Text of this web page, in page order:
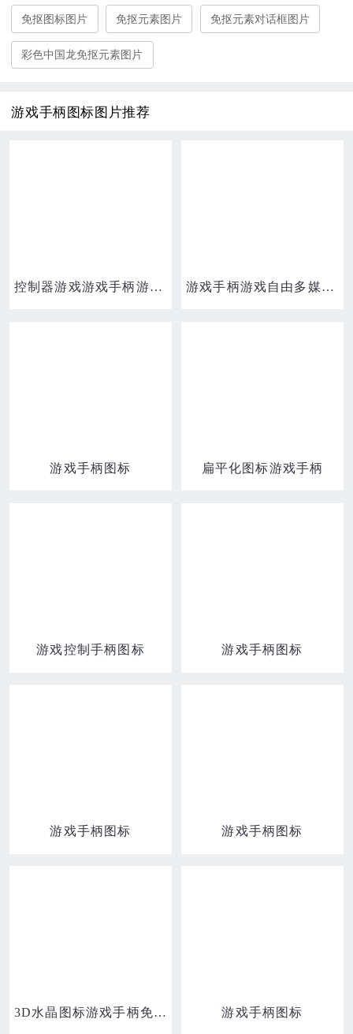
免抠图标图片 免抠元素图片 免抠元素对话框图片
彩色中国龙免抠元素图片
游戏手柄图标图片推荐
控制器游戏游戏手柄游戏玩免费杂项图标集2 游戏手柄游戏自由多媒体图标
游戏手柄图标 扁平化图标游戏手柄
游戏控制手柄图标 游戏手柄图标
游戏手柄图标 游戏手柄图标
3D水晶图标游戏手柄免抠元素 游戏手柄图标